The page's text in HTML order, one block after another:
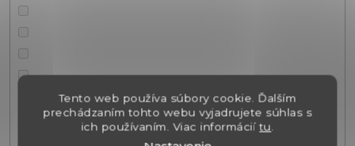
Tento web používa súbory cookie. Ďalším
prechádzaním tohto webu vyjadrujete súhlas s
ich používaním. Viac informáciítu.